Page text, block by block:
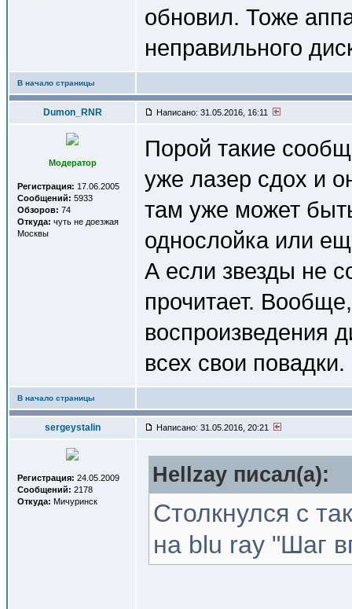
обновил. Тоже
неправильного
В начало страницы
Dumon_RNR Написано: 31.05.2016, 16:11
Модератор
Регистрация: 17.06.2005
Сообщений: 5933
Обзоров: 74
Откуда: чуть не доезжая
Москвы
Порой такие
уже лазер сдох и
там уже может
однослойка или
А если звезды не
прочитает.
воспроизведения
всех свои повадки.
В начало страницы
sergeystalin Написано: 31.05.2016, 20:21
Регистрация: 24.05.2009
Сообщений: 2178
Откуда: Мичуринск
Hellzay писал(a):
Столкнулся с
на blu ray "Шаг